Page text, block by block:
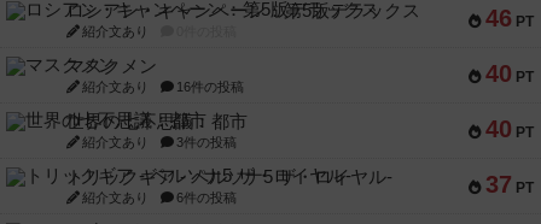
46 PT
ロシアン・キャンペーン：第5版デラックス
紹介文あり
40 PT
マスクメン
紹介文あり 16件の投稿
40 PT
世界の七不思議：都市
紹介文あり 3件の投稿
37 PT
トリックギア - ペルソナ5 ザ・ロイヤル-
紹介文あり 6件の投稿